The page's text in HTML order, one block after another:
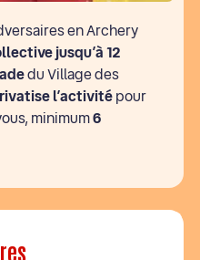
en Archery
jusqu’à 12
du Village des
l’activitépour
minimum6